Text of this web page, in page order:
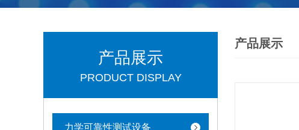
产品展示
PRODUCT DISPLAY
力学可靠性测试设备
产品展示